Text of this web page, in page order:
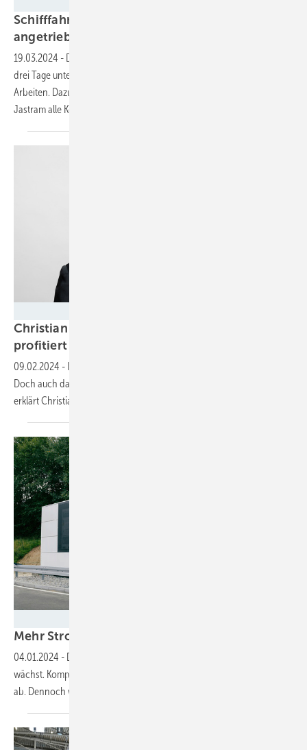
Schifffahrtsverwaltung nimmt erstes elektrisch
angetriebenes Arbeitsschiff in
19.03.2024 - Das Arbeitsschiff kann mit einer Batterieladung bis zu
drei Tage unterwegs sein – abhängig von den zu erledigenden
Arbeiten. Dazu hat Tesvolt zusammen mit Kadlec & Brödlin und
Jastram alle Komponenten optimal aufeinander
Christian Löffler von Tesvolt: „Großspeicher
profitiert von der Volatilität am
09.02.2024 -
Doch auch das Gewerbesegment legt langsam zu. Ob das so bleibt,
erklärt Christian Löffler, Produktmanager bei
Meh r Strom
04.01.2024 - Die Nachfrage nach Gewerbe- und Großspeichern
wächst. Komplettangebote sichern den Herstellern eine gute Position
ab. Dennoch werden die Preise